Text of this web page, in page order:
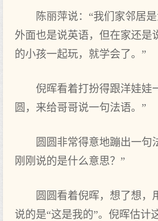
陈丽萍说：“我们家邻居
外面也是说英语，但在家还是
的小孩一起玩，就学会了。”
倪晖看着打扮得跟洋娃娃
圆，来给哥哥说一句法语。”
圆圆非常得意地蹦出一句
刚刚说的是什么意思？”
圆圆看着倪晖，想了想，
说的是“这是我的”。倪晖估计